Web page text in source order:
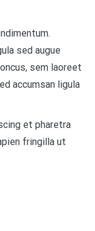
sed augue
sem laoreet
accumsan ligula
et pharetra
fringilla ut